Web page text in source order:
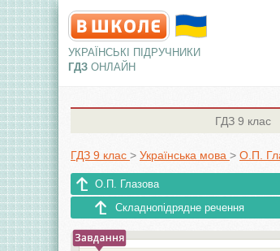
УКРАЇНСЬКІ ПІДРУЧНИКИ
ГДЗ ОНЛАЙН
ГДЗ 9 клас
ГДЗ 9 клас > Українська мова > О.П.
О.П. Глазова
Складнопідрядне речення